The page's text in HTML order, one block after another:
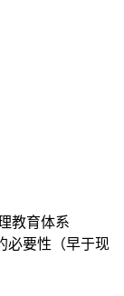
教育体系
必要性（早于现